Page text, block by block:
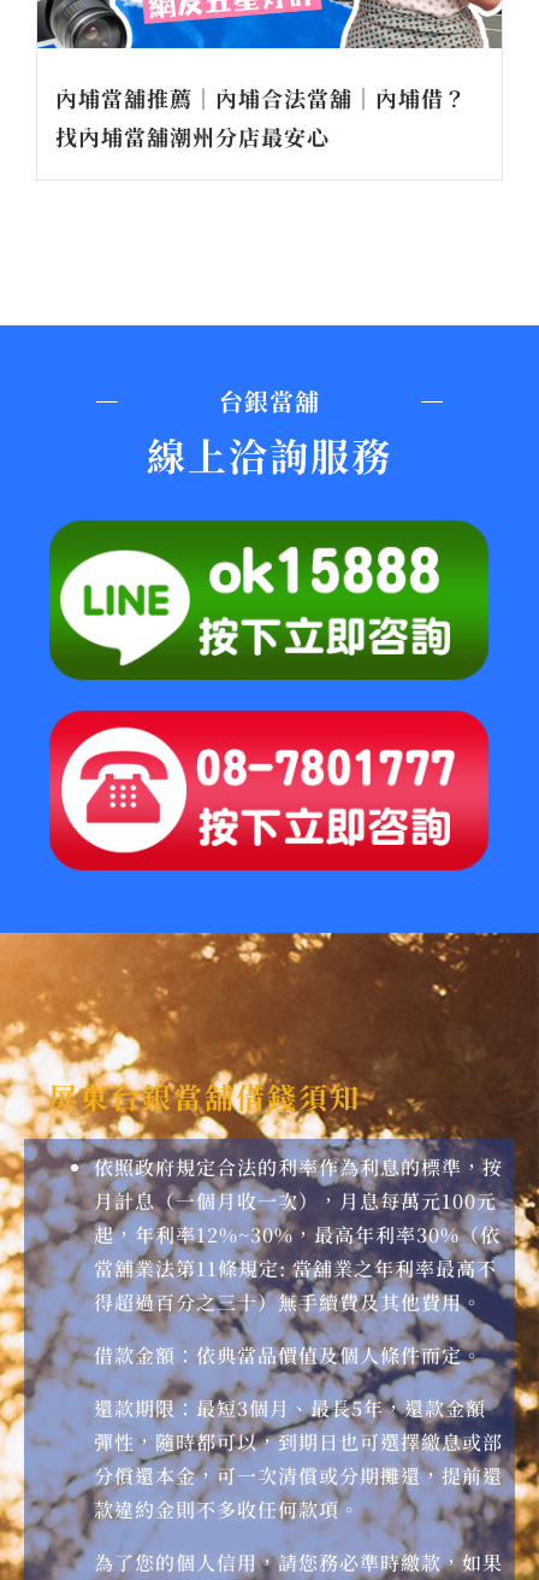
內埔當舖推薦｜內埔合法當舖｜內埔借？
找內埔當舖潮州分店最安心
台銀當舖
線上洽詢服務
屏東台銀當舖借錢須知
依照政府規定合法的利率作為利息的標準，按
月計息（一個月收一次），月息每萬元100元
起，年利率12%~30%，最高年利率30%（依
當舖業法第11條規定: 當舖業之年利率最高不
得超過百分之三十）無手續費及其他費用。
借款金額：依典當品價值及個人條件而定。
還款期限：最短3個月、最長5年，還款金額
彈性，隨時都可以，到期日也可選擇繳息或部
分償還本金，可一次清償或分期攤還，提前還
款違約金則不多收任何款項。
為了您的個人信用，請您務必準時繳款，如果